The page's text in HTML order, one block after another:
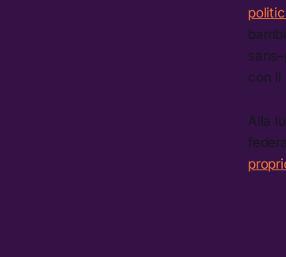
con il
Alla